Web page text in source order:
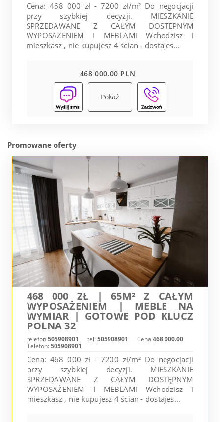
Cena: 468 000 zł - 7200 zł/m² Do negocjacji
przy szybkiej decyzji. MIESZKANIE
SPRZEDAWANE Z CAŁYM DOSTĘPNYM
WYPOSAŻENIEM I MEBLAMI Wchodzisz i
mieszkasz , nie kupujesz 4 ścian - dostajes...
468 000.00 PLN
Pokaż
Promowane oferty
468 000 ZŁ | 65M² Z CAŁYM
WYPOSAŻENIEM | MEBLE NA
WYMIAR | GOTOWE POD KLUCZ
POLNA 32
telefon505908901 tel:505908901 Cena 468 000.00
Telefon:505908901
Cena: 468 000 zł - 7200 zł/m² Do negocjacji
przy szybkiej decyzji. MIESZKANIE
SPRZEDAWANE Z CAŁYM DOSTĘPNYM
WYPOSAŻENIEM I MEBLAMI Wchodzisz i
mieszkasz , nie kupujesz 4 ścian - dostajes...